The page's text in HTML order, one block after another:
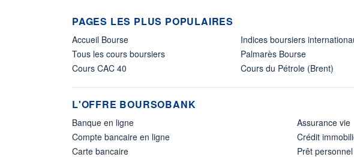
PAGES LES PLUS POPULAIRES
Accueil Bourse
Tous les cours boursiers
Cours CAC 40
Indices boursiers
Palmarès Bourse
Cours du Pétrole (Brent)
L'OFFRE BOURSOBANK
Banque en ligne
Compte bancaire en ligne
Carte bancaire
Assurance vie
Crédit
Prêt personnel